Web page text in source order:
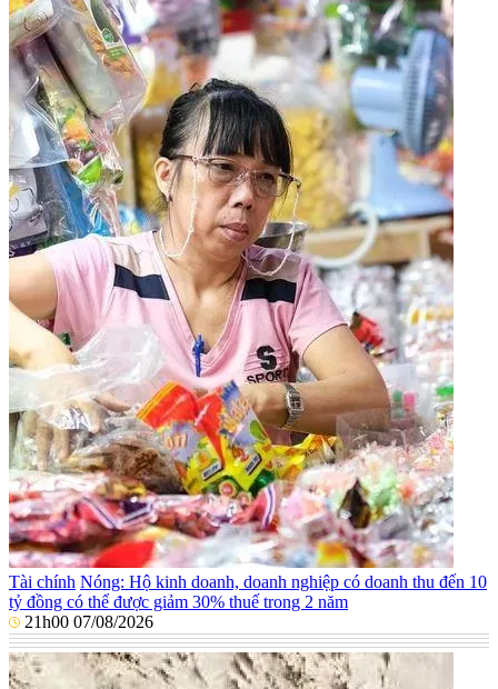
Tài chính Nóng: Hộ kinh doanh, doanh nghiệp có doanh thu đến 10
tỷ đồng có thể được giảm 30% thuế trong 2 năm
21h00 07/08/2026